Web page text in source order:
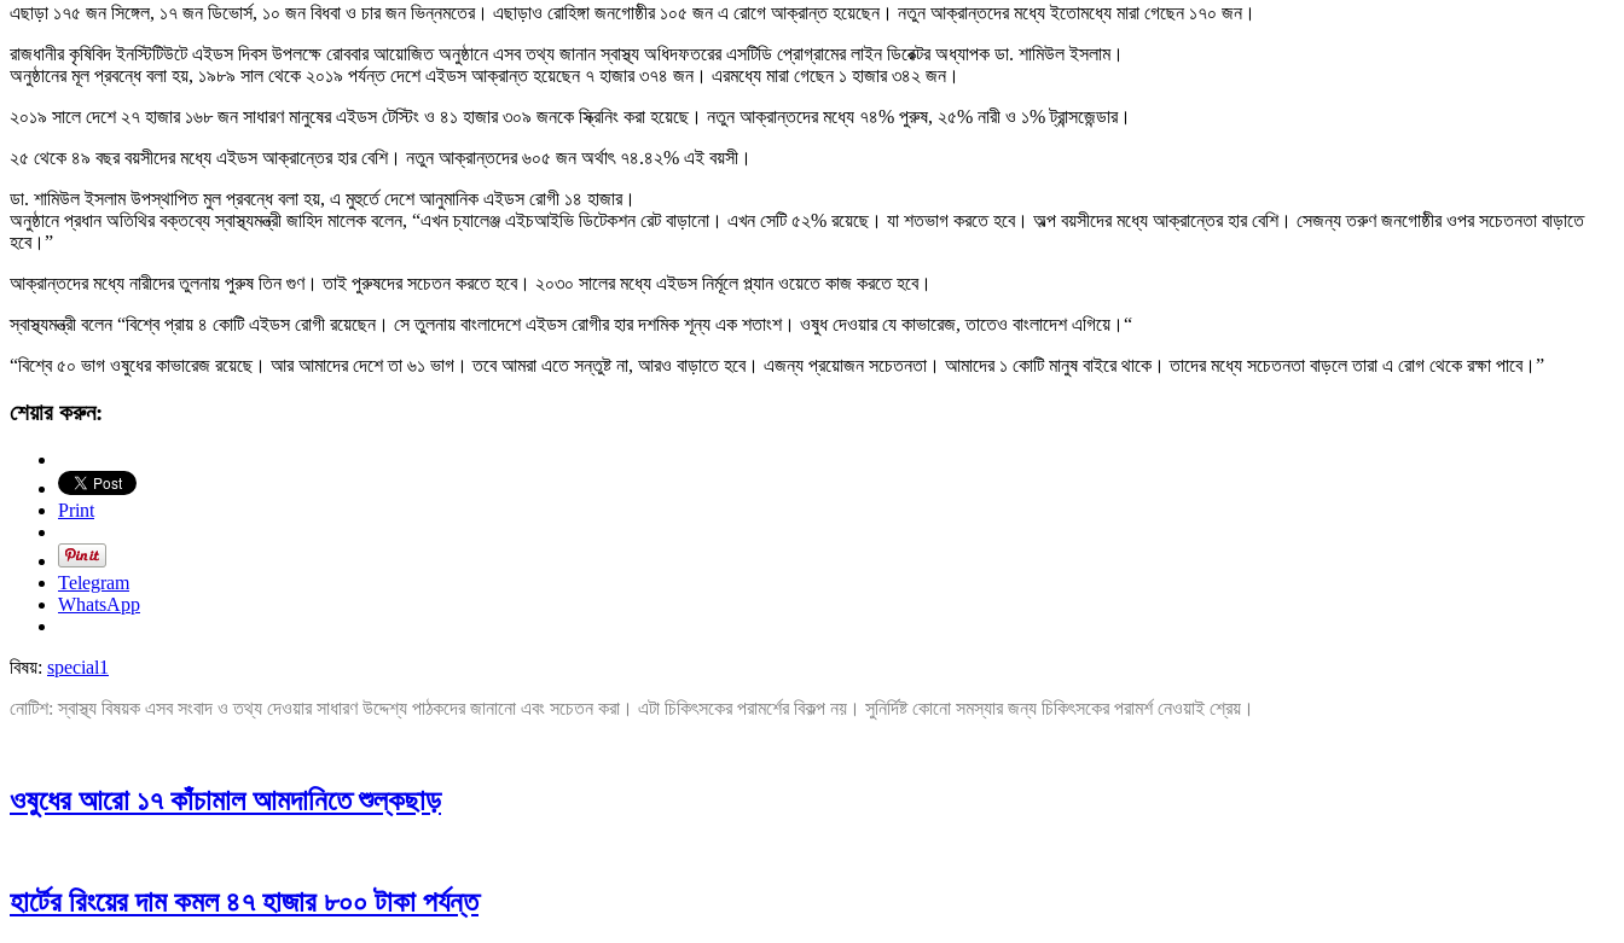
এছাড়া ১৭৫ জন সিঙ্গেল, ১৭ জন ডিভোর্স, ১০ জন বিধবা ও চার জন ভিন্নমতের। এছাড়াও রোহিঙ্গা জনগোষ্ঠীর ১০৫ জন এ রোগে আক্রান্ত হয়েছেন। নতুন আক্রান্তদের মধ্যে ইতোমধ্যে মারা গেছেন ১৭০ জন।
রাজধানীর কৃষিবিদ ইনস্টিটিউটে এইডস দিবস উপলক্ষে রোববার আয়োজিত অনুষ্ঠানে এসব তথ্য জানান স্বাস্থ্য অধিদফতরের এসটিডি প্রোগ্রামের লাইন ডিরেক্টর অধ্যাপক ডা. শামিউল ইসলাম।
অনুষ্ঠানের মূল প্রবন্ধে বলা হয়, ১৯৮৯ সাল থেকে ২০১৯ পর্যন্ত দেশে এইডস আক্রান্ত হয়েছেন ৭ হাজার ৩৭৪ জন। এরমধ্যে মারা গেছেন ১ হাজার ৩৪২ জন।
২০১৯ সালে দেশে ২৭ হাজার ১৬৮ জন সাধারণ মানুষের এইডস টেস্টিং ও ৪১ হাজার ৩০৯ জনকে স্ক্রিনিং করা হয়েছে। নতুন আক্রান্তদের মধ্যে ৭৪% পুরুষ, ২৫% নারী ও ১% ট্রান্সজেন্ডার।
২৫ থেকে ৪৯ বছর বয়সীদের মধ্যে এইডস আক্রান্তের হার বেশি। নতুন আক্রান্তদের ৬০৫ জন অর্থাৎ ৭৪.৪২% এই বয়সী।
ডা. শামিউল ইসলাম উপস্থাপিত মুল প্রবন্ধে বলা হয়, এ মুহুর্তে দেশে আনুমানিক এইডস রোগী ১৪ হাজার।
অনুষ্ঠানে প্রধান অতিথির বক্তব্যে স্বাস্থ্যমন্ত্রী জাহিদ মালেক বলেন, ‍“এখন চ্যালেঞ্জ এইচআইভি ডিটেকশন রেট বাড়ানো। এখন সেটি ৫২% রয়েছে। যা শতভাগ করতে হবে। অল্প বয়সীদের মধ্যে আক্রান্তের হার বেশি। সেজন্য তরুণ জনগোষ্ঠীর ওপর সচেতনতা বাড়াতে
হবে।”
আক্রান্তদের মধ্যে নারীদের তুলনায় পুরুষ তিন গুণ। তাই পুরুষদের সচেতন করতে হবে। ২০৩০ সালের মধ্যে এইডস নির্মূলে প্ল্যান ওয়েতে কাজ করতে হবে।
স্বাস্থ্যমন্ত্রী বলেন “বিশ্বে প্রায় ৪ কোটি এইডস রোগী রয়েছেন। সে তুলনায় বাংলাদেশে এইডস রোগীর হার দশমিক শূন্য এক শতাংশ। ওষুধ দেওয়ার যে কাভারেজ, তাতেও বাংলাদেশ এগিয়ে।“
“বিশ্বে ৫০ ভাগ ওষুধের কাভারেজ রয়েছে। আর আমাদের দেশে তা ৬১ ভাগ। তবে আমরা এতে সন্তুষ্ট না, আরও বাড়াতে হবে। এজন্য প্রয়োজন সচেতনতা। আমাদের ১ কোটি মানুষ বাইরে থাকে। তাদের মধ্যে সচেতনতা বাড়লে তারা এ রোগ থেকে রক্ষা পাবে।”
শেয়ার করুন:
Print
Telegram
WhatsApp
বিষয়: special1
নোটিশ: স্বাস্থ্য বিষয়ক এসব সংবাদ ও তথ্য দেওয়ার সাধারণ উদ্দেশ্য পাঠকদের জানানো এবং সচেতন করা। এটা চিকিৎসকের পরামর্শের বিকল্প নয়। সুনির্দিষ্ট কোনো সমস্যার জন্য চিকিৎসকের পরামর্শ নেওয়াই শ্রেয়।
ওষুধের আরো ১৭ কাঁচামাল আমদানিতে শুল্কছাড়
হার্টের রিংয়ের দাম কমল ৪৭ হাজার ৮০০ টাকা পর্যন্ত